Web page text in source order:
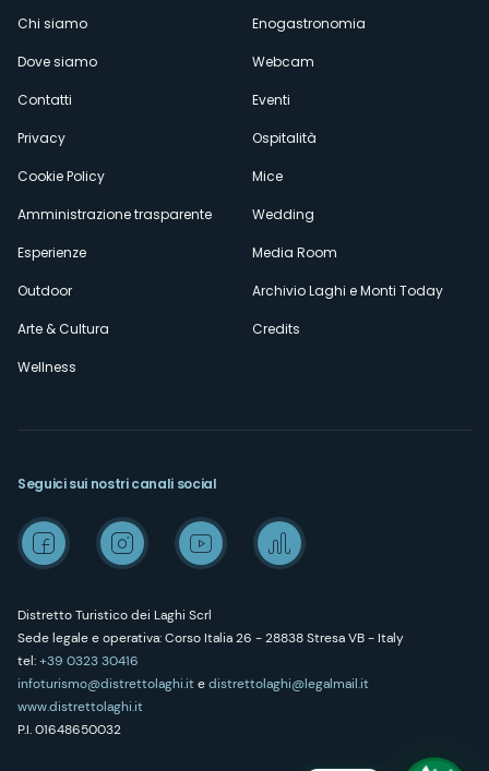
Menù
secondario
Chi siamo
Dove siamo
Contatti
Privacy
Cookie Policy
Amministrazione trasparente
Esperienze
Outdoor
Arte & Cultura
Wellness
Enogastronomia
Webcam
Eventi
Ospitalità
Mice
Wedding
Media Room
Archivio Laghi e Monti Today
Credits
Distretto Turistico dei Laghi Scrl
Sede legale e operativa: Corso Italia 26 - 28838 Stresa VB - Italy
tel:+39 0323 30416
infoturismo@distrettolaghi.itedistrettolaghi@legalmail.it
www.distrettolaghi.it
P.I. 01648650032
Seguici sui nostri canali social